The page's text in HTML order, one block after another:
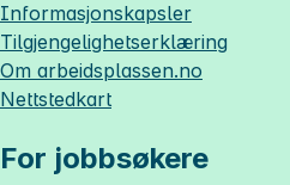
Informasjonskapsler
Tilgjengelighetserklæring
Om arbeidsplassen.no
Nettstedkart
For jobbsøkere